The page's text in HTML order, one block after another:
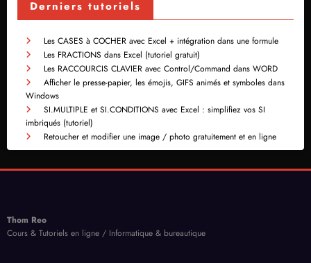
Derniers tutoriels
Les CASES à COCHER avec Excel + intégration dans une formule
Les FRACTIONS dans Excel (tutoriel gratuit)
Les RACCOURCIS CLAVIER avec Control/Command dans WORD
Afficher le presse-papier, les émojis, GIFS animés et symboles dans
Windows
SI.MULTIPLE et SI.CONDITIONS avec Excel : simplifiez vos SI
imbriqués (tutoriel)
Retoucher et modifier une image / photo gratuitement et en ligne
Thom Reo
Cours & Tutoriels en ligne / Informatique & bureautique